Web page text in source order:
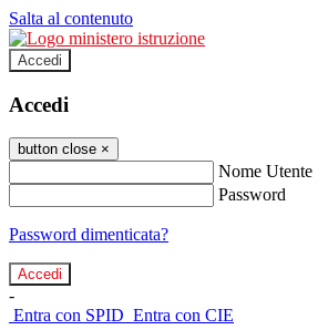
Salta al contenuto
Accedi
Accedi
button close ×
Nome Utente
Password
Password dimenticata?
-
Entra con SPID Entra con CIE